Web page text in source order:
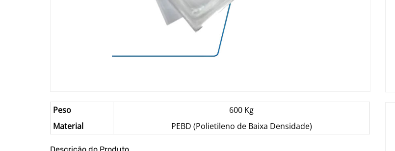
Peso
600 Kg
Material
PEBD (Polietileno de Baixa Densidade)